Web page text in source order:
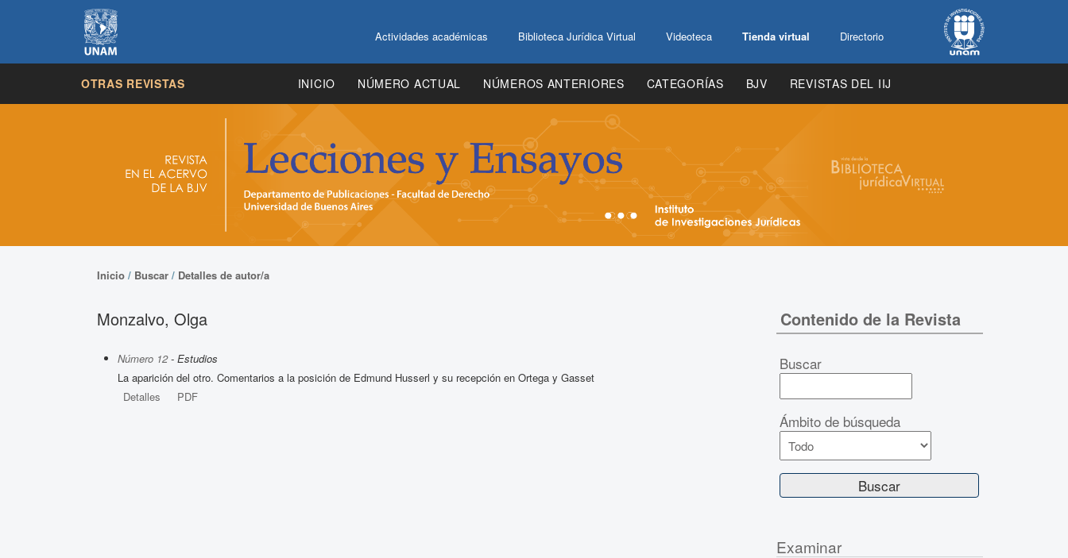
Actividades académicas Biblioteca Jurídica Virtual Videoteca Tienda virtual Directorio
OTRAS REVISTAS INICIO NÚMERO ACTUAL NÚMEROS ANTERIORES CATEGORÍAS BJV REVISTAS DEL IIJ
Inicio / Buscar / Detalles de autor/a
Monzalvo, Olga
Número 12- Estudios
La aparición del otro. Comentarios a la posición de Edmund Husserl y su recepción en Ortega y Gasset
Detalles
PDF
Contenido de la Revista
Buscar
Ámbito de búsqueda
Examinar